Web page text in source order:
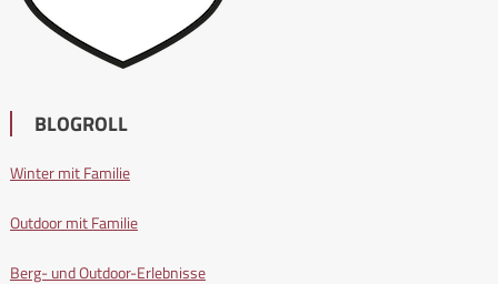
BLOGROLL
Winter mit Familie
Outdoor mit Familie
Berg- und Outdoor-Erlebnisse